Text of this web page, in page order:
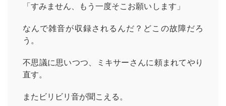
「すみません、もう一度そこお願いします」
なんで雑音が収録されるんだ？どこの故障だろ
う。
不思議に思いつつ、ミキサーさんに頼まれてやり
直す。
またビリビリ音が聞こえる。